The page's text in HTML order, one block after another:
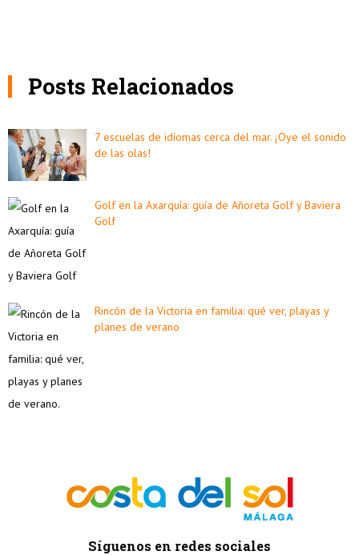
Posts Relacionados
7 escuelas de idiomas cerca del mar. ¡Oye el sonido
de las olas!
Golf en la Axarquía: guía de Añoreta Golf y Baviera
Golf
Rincón de la Victoria en familia: qué ver, playas y
planes de verano
Síguenos en redes sociales